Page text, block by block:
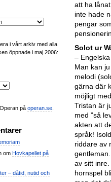
i vårt arkiv med alla
öppnade i maj 2006:
på operan.se
om Hovkapellet på
– dåtid, nutid och
att ha
inte hade
pengar
Solot ur
–
Man kan
melodi
gärna där
möjligt
Tristan är
med ”så
akten att
språk!
riddare av
av sitt
hornspel